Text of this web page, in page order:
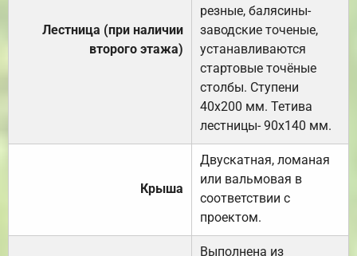
Лестница (при наличии
второго этажа)
резные, балясины-
заводские точеные,
устанавливаются
стартовые точёные
столбы. Ступени
40х200 мм. Тетива
лестницы- 90х140 мм.
Крыша
Двускатная, ломаная
или вальмовая в
соответствии с
проектом.
Выполнена из